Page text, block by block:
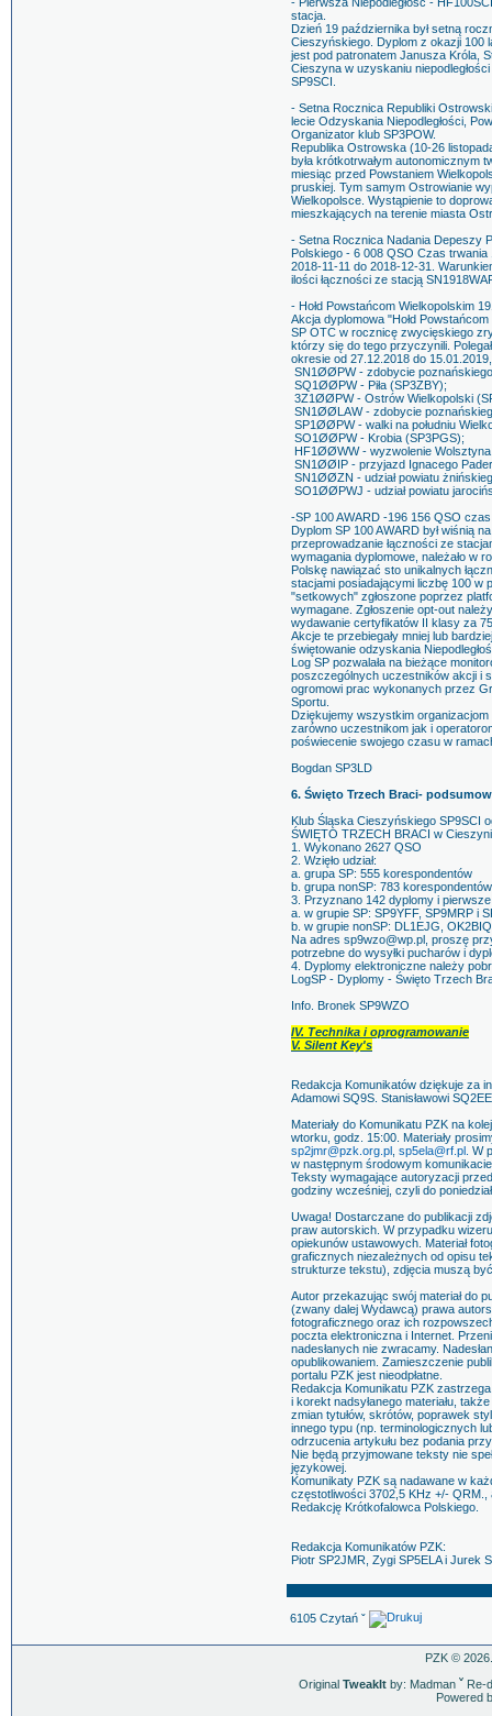
stacja.
Dzień 19 października był setną
Cieszyńskiego. Dyplom z okazji 100
jest pod patronatem Janusza Króla,
Cieszyna w uzyskaniu
SP9SCI.
- Setna Rocznica Republiki
lecie Odzyskania Niepodległości,
Organizator klub SP3POW.
Republika Ostrowska (10-26
była krótkotrwałym autonomicznym
miesiąc przed Powstaniem
pruskiej. Tym samym Ostrowianie
Wielkopolsce. Wystąpienie to
mieszkających na terenie miasta
- Setna Rocznica Nadania Depeszy
Polskiego - 6 008 QSO Czas trwania
2018-11-11 do 2018-12-31.
ilości łączności ze stacją
- Hołd Powstańcom Wielkopolskim
Akcja dyplomowa "Hołd
SP OTC w rocznicę zwycięskiego
którzy się do tego przyczynili.
okresie od 27.12.2018 do
SN1ØØPW - zdobycie
SQ1ØØPW - Piła (SP3ZBY);
3Z1ØØPW - Ostrów Wielkopolski
SN1ØØLAW - zdobycie
SP1ØØPW - walki na południu
SO1ØØPW - Krobia (SP3PGS);
HF1ØØWW - wyzwolenie Wolsztyna
SN1ØØIP - przyjazd Ignacego
SN1ØØZN - udział powiatu
SO1ØØPWJ - udział powiatu
-SP 100 AWARD -196 156 QSO
Dyplom SP 100 AWARD był wiśnią
przeprowadzanie łączności ze
wymagania dyplomowe, należało w
Polskę nawiązać sto unikalnych
stacjami posiadającymi liczbę 100 w
"setkowych" zgłoszone poprzez
wymagane. Zgłoszenie opt-out
wydawanie certyfikatów II klasy za
Akcje te przebiegały mniej lub
świętowanie odzyskania
Log SP pozwalała na bieżące
poszczególnych uczestników akcji i
ogromowi prac wykonanych przez
Sportu.
Dziękujemy wszystkim
zarówno uczestnikom jak i
poświecenie swojego czasu w
Bogdan SP3LD
6. Święto Trzech Braci-
Klub Śląska Cieszyńskiego SP9SCI
ŚWIĘTO TRZECH BRACI w
1. Wykonano 2627 QSO
2. Wzięło udział:
a. grupa SP: 555 korespondentów
b. grupa nonSP: 783 korespondentów
3. Przyznano 142 dyplomy i
a. w grupie SP: SP9YFF, SP9MRP i
b. w grupie nonSP: DL1EJG,
Na adres sp9wzo@wp.pl, proszę
potrzebne do wysyłki pucharów i
4. Dyplomy elektroniczne należy
LogSP - Dyplomy - Święto Trzech
Info. Bronek SP9WZO
IV. Technika i oprogramowanie
V. Silent Key's
Redakcja Komunikatów dziękuje za
Adamowi SQ9S. Stanisławowi
Materiały do Komunikatu PZK na
wtorku, godz. 15:00. Materiały
sp2jmr@pzk.org.pl sp5ela@rf.pl. W
w następnym środowym
Teksty wymagające autoryzacji
godziny wcześniej, czyli do
Uwaga! Dostarczane do publikacji
praw autorskich. W przypadku
opiekunów ustawowych. Materiał
graficznych niezależnych od opisu
strukturze tekstu), zdjęcia muszą
Autor przekazując swój materiał do
(zwany dalej Wydawcą) prawa
fotograficznego oraz ich
poczta elektroniczna i Internet.
nadesłanych nie zwracamy.
opublikowaniem. Zamieszczenie
portalu PZK jest nieodpłatne.
Redakcja Komunikatu PZK
i korekt nadsyłanego materiału,
zmian tytułów, skrótów, poprawek
innego typu (np. terminologicznych
odrzucenia artykułu bez podania
Nie będą przyjmowane teksty nie
językowej.
Komunikaty PZK są nadawane w
częstotliwości 3702,5 KHz +/-
Redakcję Krótkofalowca Polskiego.
Redakcja Komunikatów PZK:
Piotr SP2JMR, Zygi SP5ELA i Jurek
6105 Czytań ˇ
PZK ©
Original TweakItby: Madman ˇRe-
Powered